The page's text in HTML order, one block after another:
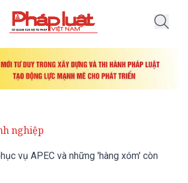
nghiệp
vụ APEC và những 'hàng xóm' còn